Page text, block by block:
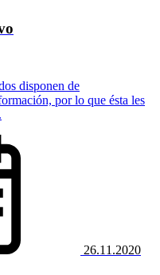
disponen de
por lo que ésta les
26.11.2020